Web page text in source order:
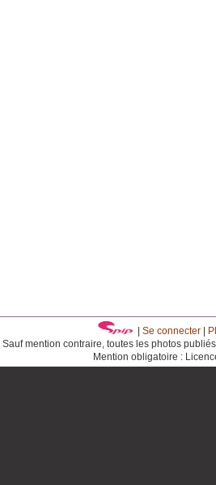
Se connecter|
Sauf mention contraire, toutes les photos
Mention obligatoire :